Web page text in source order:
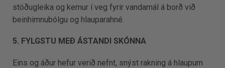
stöðugleika og kemur í veg fyrir vandamál á borð við
beinhimnubólgu og hlauparahné.
5. FYLGSTU MEÐ ÁSTANDI SKÓNNA
Eins og áður hefur verið nefnt, snýst rakning á hlaupum